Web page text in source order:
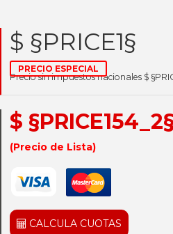
$ §PRICE1§
PRECIO ESPECIAL
Precio sin impuestos nacionales $
$ §PRICE154_2§
(Precio de Lista)
CALCULA CUOTAS